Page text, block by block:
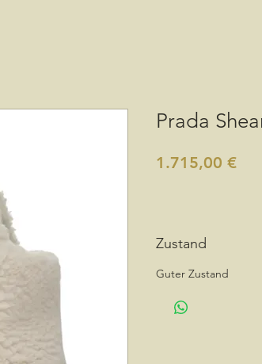
Prada
1.715,00 €Preis
Zustand
Guter Zustand